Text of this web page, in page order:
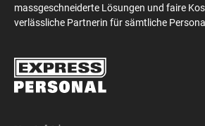
massgeschneiderte Lösungen und faire
verlässliche Partnerin für sämtliche